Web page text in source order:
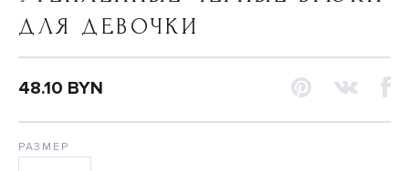
ДЛЯ ДЕВОЧКИ
48.10 BYN
РАЗМЕР